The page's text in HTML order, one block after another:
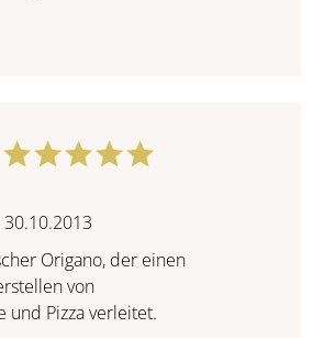
Origano, der einen
von
und Pizza verleitet.